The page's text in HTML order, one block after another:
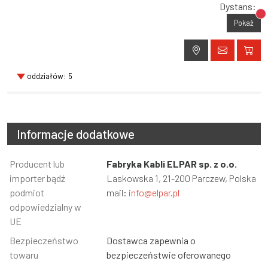
Dystans:
Pokaż
oddziałów: 5
Informacje dodatkowe
Informacja
Wartość
Producent lub
importer bądź
podmiot
odpowiedzialny w
UE
Fabryka Kabli ELPAR sp. z o.o.
Laskowska 1, 21-200 Parczew, Polska
mail: info@elpar.pl
Bezpieczeństwo
towaru
Dostawca zapewnia o
bezpieczeństwie oferowanego